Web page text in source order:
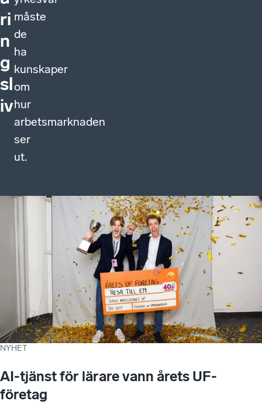
ri
n
g
sl
iv
måste
de
ha
kunskaper
om
hur
arbetsmarknaden
ser
ut.
NYHET
AI-tjänst för lärare vann årets UF-
företag